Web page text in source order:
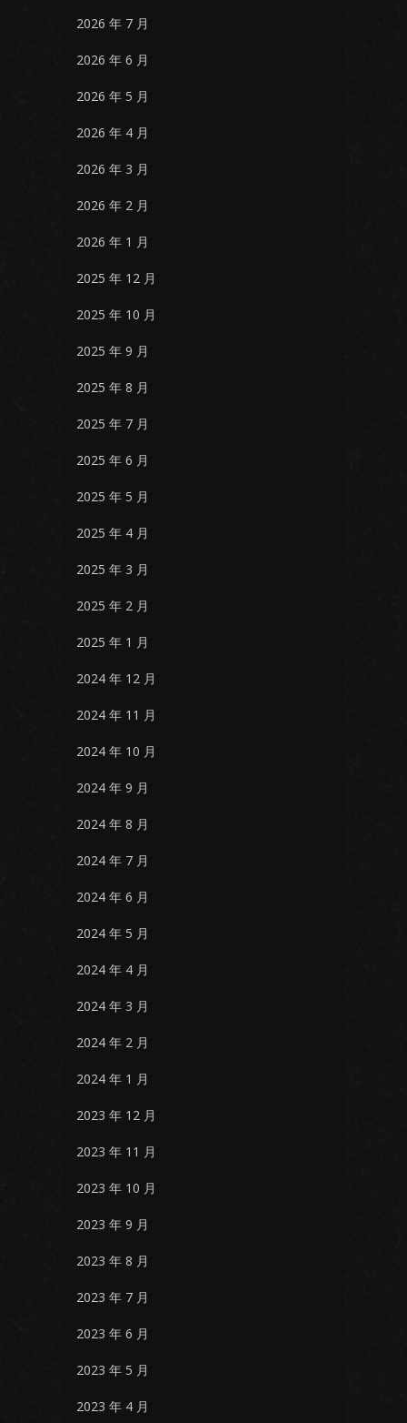
2026 年 7 月
2026 年 6 月
2026 年 5 月
2026 年 4 月
2026 年 3 月
2026 年 2 月
2026 年 1 月
2025 年 12 月
2025 年 10 月
2025 年 9 月
2025 年 8 月
2025 年 7 月
2025 年 6 月
2025 年 5 月
2025 年 4 月
2025 年 3 月
2025 年 2 月
2025 年 1 月
2024 年 12 月
2024 年 11 月
2024 年 10 月
2024 年 9 月
2024 年 8 月
2024 年 7 月
2024 年 6 月
2024 年 5 月
2024 年 4 月
2024 年 3 月
2024 年 2 月
2024 年 1 月
2023 年 12 月
2023 年 11 月
2023 年 10 月
2023 年 9 月
2023 年 8 月
2023 年 7 月
2023 年 6 月
2023 年 5 月
2023 年 4 月